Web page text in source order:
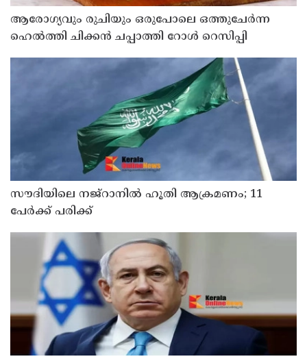
ആരോഗ്യവും രുചിയും ഒരുപോലെ ഒത്തുചേർന്ന
ഹെൽത്തി ചിക്കൻ ചപ്പാത്തി റോൾ റെസിപ്പി
സൗദിയിലെ നജ്റാനില്‍ ഹൂതി ആക്രമണം; 11
പേര്‍ക്ക് പരിക്ക്